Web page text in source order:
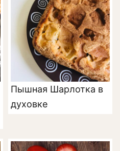
Пышная Шарлотка в
духовке